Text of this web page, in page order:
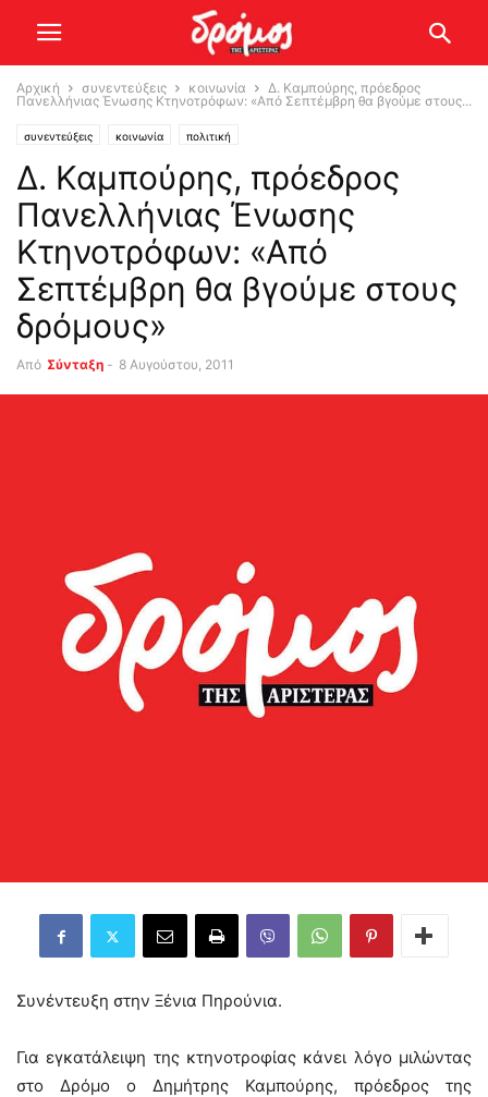
Αρχική συνεντεύξεις κοινωνία
Δ. Καμπούρης, πρόεδρος
Πανελλήνιας Ένωσης Κτηνοτρόφων: «Από Σεπτέμβρη θα βγούμε στους...
συνεντεύξεις κοινωνία πολιτική
Δ. Καμπούρης, πρόεδρος
Πανελλήνιας Ένωσης
Κτηνοτρόφων: «Από
Σεπτέμβρη θα βγούμε στους
δρόμους»
Από Σύνταξη - 8 Αυγούστου, 2011
Συνέντευξη στην Ξένια Πηρούνια.
Για εγκατάλειψη της κτηνοτροφίας κάνει λόγο μιλώντας
στο Δρόμο ο Δημήτρης Καμπούρης, πρόεδρος της